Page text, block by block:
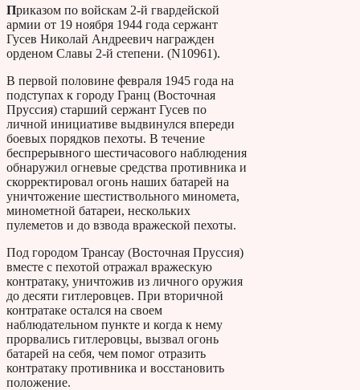
Приказом по войскам 2-й гвардейской
армии от 19 ноября 1944 года сержант
Гусев Николай Андреевич награжден
орденом Славы 2-й степени. (N10961).
В первой половине февраля 1945 года на
подступах к городу Гранц (Восточная
Пруссия) старший сержант Гусев по
личной инициативе выдвинулся впереди
боевых порядков пехоты. В течение
беспрерывного шестичасового наблюдения
обнаружил огневые средства противника и
скорректировал огонь наших батарей на
уничтожение шестиствольного миномета,
минометной батареи, нескольких
пулеметов и до взвода вражеской пехоты.
Под городом Трансау (Восточная Пруссия)
вместе с пехотой отражал вражескую
контратаку, уничтожив из личного оружия
до десяти гитлеровцев. При вторичной
контратаке остался на своем
наблюдательном пункте и когда к нему
прорвались гитлеровцы, вызвал огонь
батарей на себя, чем помог отразить
контратаку противника и восстановить
положение.